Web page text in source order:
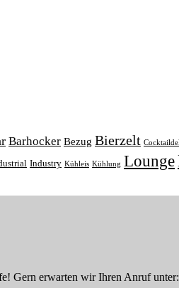
Barhocker Bezug Bierzelt
Industry Kühleis Kühlung Lounge
Gern erwarten wir Ihren Anruf unter: